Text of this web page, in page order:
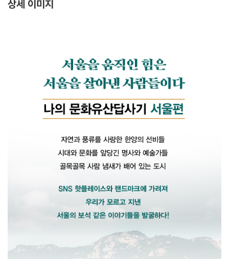
상세 이미지